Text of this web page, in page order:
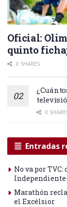
Oficial:
quinto
0 SHARES
0
Entradas
No va por
Marathón
el Excélsior